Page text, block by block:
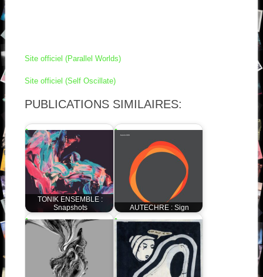
Site officiel (Parallel Worlds)
Site officiel (Self Oscillate)
PUBLICATIONS SIMILAIRES:
TONIK ENSEMBLE :
Snapshots
AUTECHRE : Sign